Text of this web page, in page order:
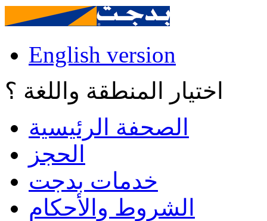
English version
اختيار المنطقة واللغة ؟
الصحفة الرئيسية
الحجز
خدمات بدجت
الشروط والأحكام